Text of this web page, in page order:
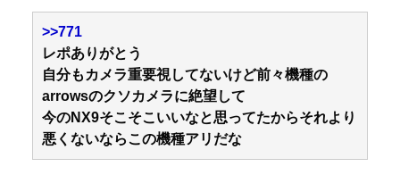
>>771
レポありがとう
自分もカメラ重要視してないけど前々機種の
arrowsのクソカメラに絶望して
今のNX9そこそこいいなと思ってたからそれより
悪くないならこの機種アリだな